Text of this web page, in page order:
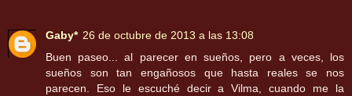
Gaby* 26 de octubre de 2013 a las 13:08
Buen paseo... al parecer en sueños, pero a veces, los
sueños son tan engañosos que hasta reales se nos
parecen. Eso le escuché decir a Vilma, cuando me la